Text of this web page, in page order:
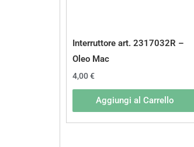
Interruttore art. 2317032R –
Oleo Mac
4,00€
Aggiungi al Carrello